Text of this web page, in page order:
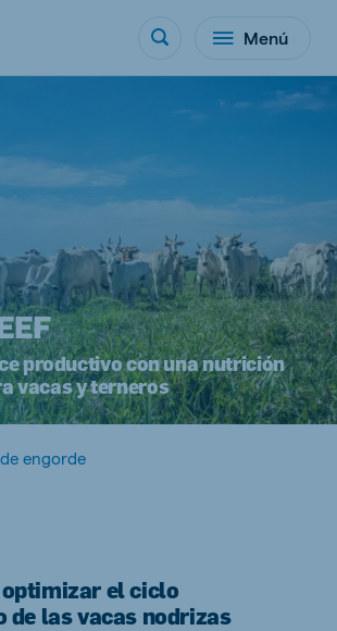
Menú
productivo con una nutrición
vacas y terneros
engorde
el ciclo
de las vacas nodrizas